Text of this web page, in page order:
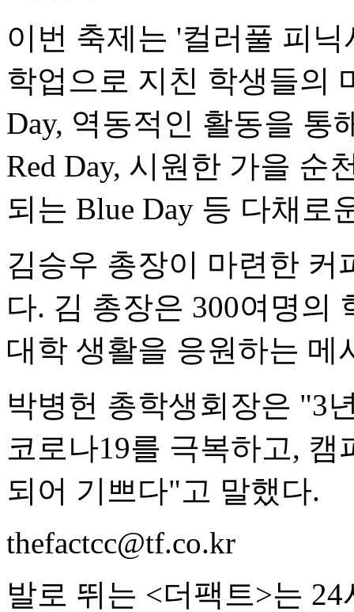
이번 축제는 '컬러풀 피
학업으로 지친 학생들의
Day, 역동적인 활동을 통
Red Day, 시원한 가을 순
되는 Blue Day 등 다채로
김승우 총장이 마련한 커
다. 김 총장은 300여명의
대학 생활을 응원하는 메
박병헌 총학생회장은 "3
코로나19를 극복하고,
되어 기쁘다"고 말했다.
thefactcc@tf.co.kr
발로 뛰는 <더팩트>는